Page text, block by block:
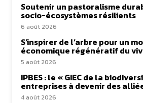
Soutenir un pastoralisme
socio-écosystèmes résilients
6 août 2026
S’inspirer de l’arbre pour un
économique régénératif du
5 août 2026
IPBES : le « GIEC de la
entreprises à devenir des
4 août 2026